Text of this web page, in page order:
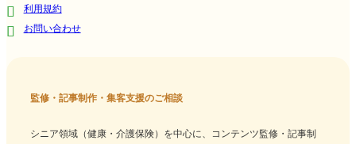
利用規約
お問い合わせ
監修・記事制作・集客支援のご相談
シニア領域（健康・介護保険）を中心に、コンテンツ監修・記事制